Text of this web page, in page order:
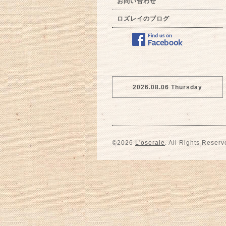
ロズレイのブログ
2026.08.06 Thursday
©2026 L'oseraie . All Rights